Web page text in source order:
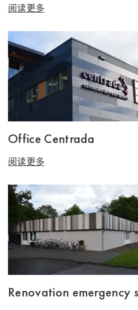
阅读更多
Office Centrada
阅读更多
Renovation emergency